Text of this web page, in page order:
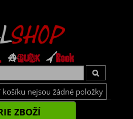
košíku nejsou žádné položky
ZBOŽÍ